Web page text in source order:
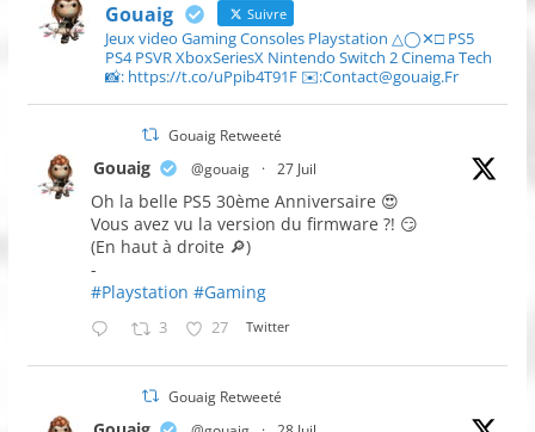
Gouaig Suivre
Jeux video Gaming Consoles Playstation △◯✕□ PS5
PS4 PSVR XboxSeriesX Nintendo Switch 2 Cinema Tech
📸: https://t.co/uPpib4T91F ✉️:Contact@gouaig.Fr
Gouaig Retweeté
Gouaig @gouaig · 27 Juil
Oh la belle PS5 30ème Anniversaire 😍
Vous avez vu la version du firmware ?! 😏
(En haut à droite 🔎)
-
#Playstation #Gaming
3 27 Twitter
Gouaig Retweeté